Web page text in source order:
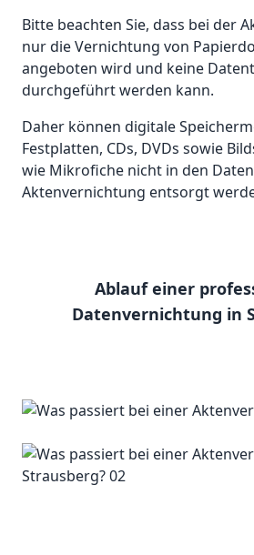
Bitte beachten Sie, dass bei der
nur die Vernichtung von
angeboten wird und keine
durchgeführt werden kann.
Daher können digitale
Festplatten, CDs, DVDs sowie
wie Mikrofiche nicht in den
Aktenvernichtung entsorgt
Ablauf einer
Datenvernichtung in